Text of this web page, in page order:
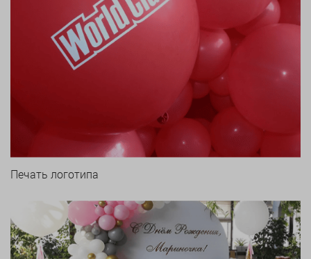
Печать логотипа